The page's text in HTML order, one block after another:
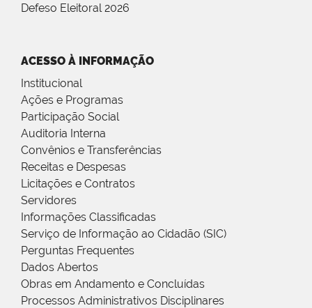
Defeso Eleitoral 2026
ACESSO À INFORMAÇÃO
Institucional
Ações e Programas
Participação Social
Auditoria Interna
Convênios e Transferências
Receitas e Despesas
Licitações e Contratos
Servidores
Informações Classificadas
Serviço de Informação ao Cidadão (SIC)
Perguntas Frequentes
Dados Abertos
Obras em Andamento e Concluídas
Processos Administrativos Disciplinares